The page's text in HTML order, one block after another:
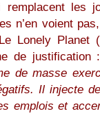
remplacent les
n’en voient
Lonely Planet
de
de masse
Il injecte
emplois et